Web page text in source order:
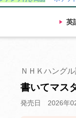
英
ＮＨＫハング
書いてマス
発売日 2026年